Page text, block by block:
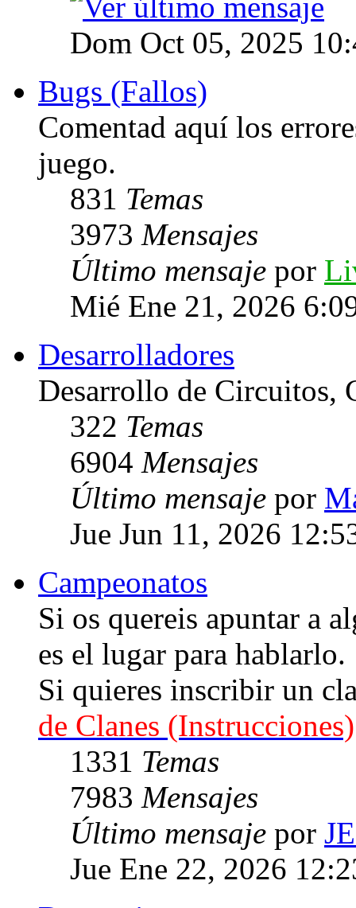
Dom Oct 05, 2025
Bugs (Fallos)
Comentad aquí los
juego.
831 Temas
3973 Mensajes
Último mensaje por
Mié Ene 21, 2026
Desarrolladores
Desarrollo de Circuitos,
322 Temas
6904 Mensajes
Último mensaje por
Jue Jun 11, 2026
Campeonatos
Si os quereis apuntar a
es el lugar para hablarlo.
Si quieres inscribir un
de Clanes (Instrucciones)
1331 Temas
7983 Mensajes
Último mensaje por
Jue Ene 22, 2026